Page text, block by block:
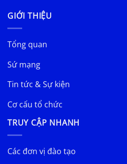
GIỚI THIỆU
Tổng quan
Sứ mạng
Tin tức & Sự kiện
Cơ cấu tổ chức
TRUY CẬP NHANH
Các đơn vị đào tạo